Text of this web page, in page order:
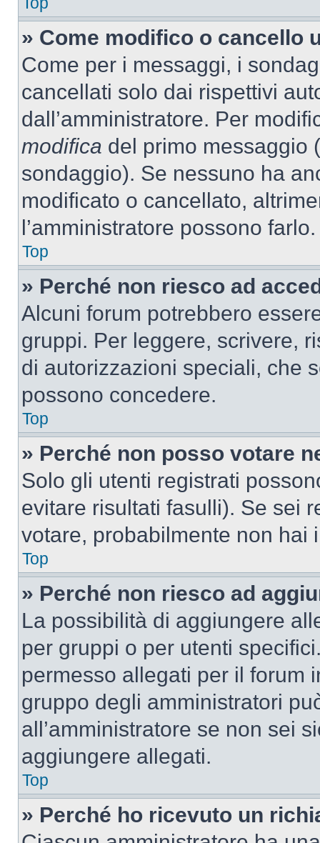
» Come modifico o cancello
Come per i messaggi, i
cancellati solo dai rispettivi
dall’amministratore. Per
modifica del primo messaggio
sondaggio). Se nessuno ha
modificato o cancellato,
l’amministratore possono farlo.
Top
» Perché non riesco ad
Alcuni forum potrebbero
gruppi. Per leggere, scrivere,
di autorizzazioni speciali, che
possono concedere.
Top
» Perché non posso votare
Solo gli utenti registrati
evitare risultati fasulli). Se sei
votare, probabilmente non hai
Top
» Perché non riesco ad
La possibilità di aggiungere
per gruppi o per utenti
permesso allegati per il forum
gruppo degli amministratori
all’amministratore se non sei
aggiungere allegati.
Top
» Perché ho ricevuto un